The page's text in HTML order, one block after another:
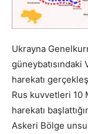
Ukrayna
güneybatısındaki
harekatı
Rus kuvvetleri 10
harekatı
Askeri Bölge